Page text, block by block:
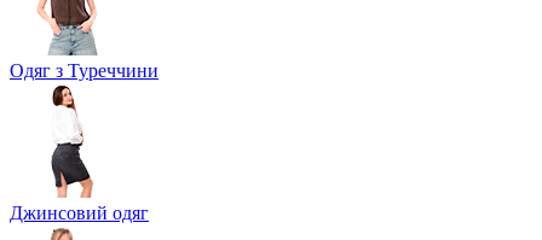
Одяг з Туреччини
Джинсовий одяг